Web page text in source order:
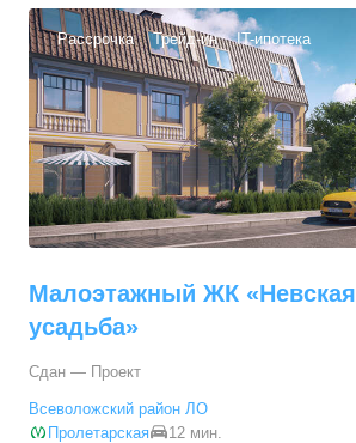
38,7–39,3м²
2-комн. кв.
61,4–61,7
3-комн. кв.
70,7–71,7м²
Рассрочка Трейд-ин IT-ипотека
Малоэтажный ЖК «Невская
усадьба»
Сдан — Проект
Всеволожский район ЛО
Пролетарская
12 мин.